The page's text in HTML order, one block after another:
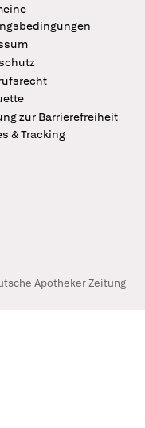
zur Barrierefreiheit
& Tracking
Apotheker Zeitung